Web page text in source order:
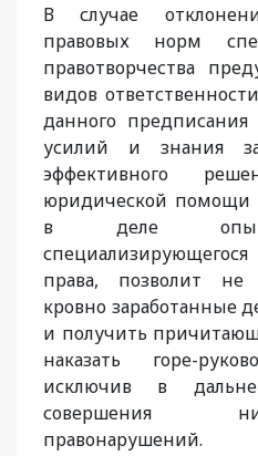
В случае
правовых норм
правотворчества
видов
данного
усилий и знания
эффективного
юридической помощи
в деле
права, позволит не
кровно заработанные
и получить
наказать горе-
исключив в
совершения
правонарушений.